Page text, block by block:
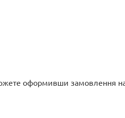
оформивши замовлення